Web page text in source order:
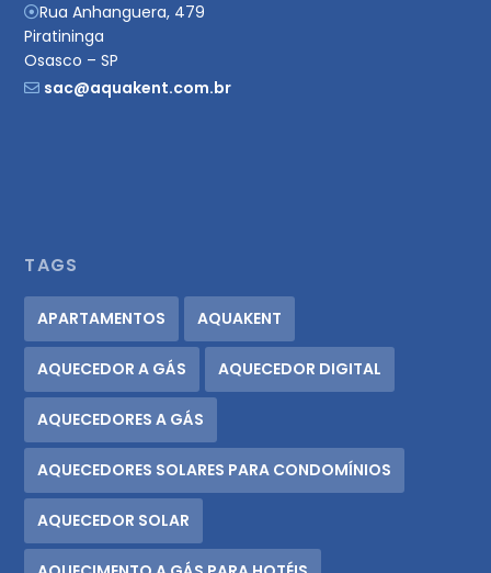
Rua Anhanguera, 479
Piratininga
Osasco – SP
sac@aquakent.com.br
TAGS
APARTAMENTOS AQUAKENT
AQUECEDOR A GÁS AQUECEDOR DIGITAL
AQUECEDORES A GÁS
AQUECEDORES SOLARES PARA CONDOMÍNIOS
AQUECEDOR SOLAR